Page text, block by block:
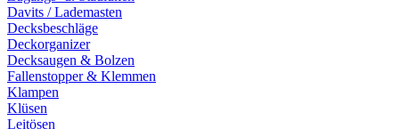
Davits / Lademasten
Decksbeschläge
Deckorganizer
Decksaugen & Bolzen
Fallenstopper & Klemmen
Klampen
Klüsen
Leitösen